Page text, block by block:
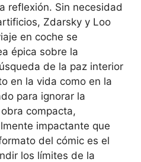
reflexión. Sin necesidad
Zdarsky y Loo
en coche se
épica sobre la
de la paz interior
en la vida como en la
para ignorar la
compacta,
impactante que
del cómic es el
los límites de la